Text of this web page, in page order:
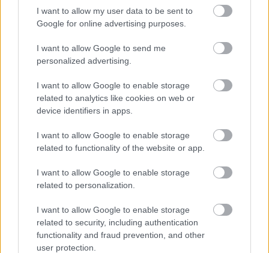
I want to allow my user data to be sent to
Google for online advertising purposes.
I want to allow Google to send me
personalized advertising.
I want to allow Google to enable storage
related to analytics like cookies on web or
device identifiers in apps.
I want to allow Google to enable storage
related to functionality of the website or app.
I want to allow Google to enable storage
related to personalization.
I want to allow Google to enable storage
related to security, including authentication
functionality and fraud prevention, and other
user protection.
Διαβάζονται αυτή τη στιγμή
Τράπεζες: Στα 55,5 εκατ. ευρώ ο λογαριασμός
από τα δάνεια του ν. Κατσέλη
Νέο Χωροταξικό Τουρισμού: Οι νέες «κόκκινες
ξενοδοχεία, νησιά και επενδύσεις
Τα ανοιχτά μέτωπα για την ενίσχυση της
ελληνικής βιομηχανίας